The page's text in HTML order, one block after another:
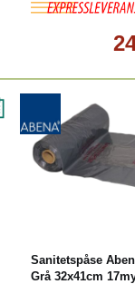
Sanitetspåse
Grå 32x41cm